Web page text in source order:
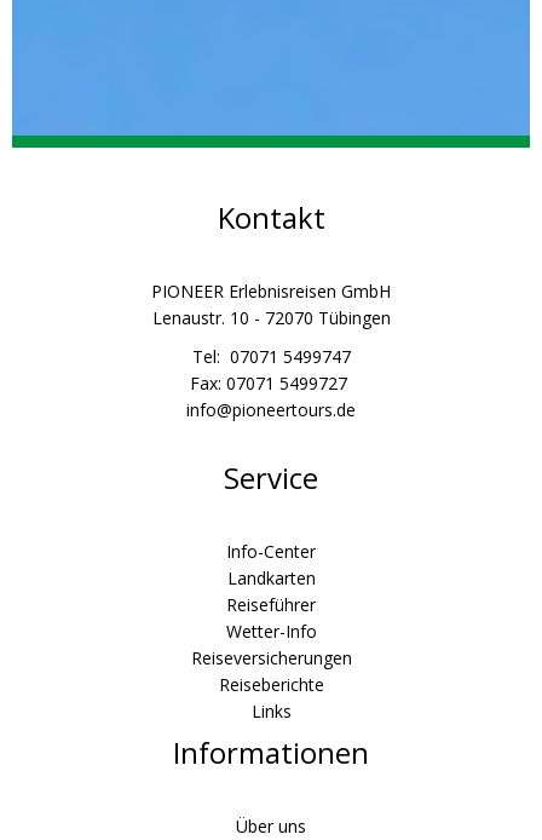
Kontakt
PIONEER Erlebnisreisen GmbH
Lenaustr. 10 - 72070 Tübingen
Tel: 07071 5499747
Fax: 07071 5499727
info@pioneertours.de
Service
Info-Center
Landkarten
Reiseführer
Wetter-Info
Reiseversicherungen
Reiseberichte
Links
Informationen
Über uns